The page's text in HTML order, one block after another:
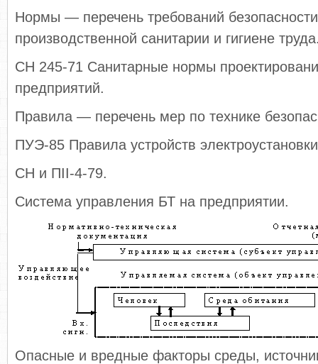
Нормы — перечень требований
производственной санитарии и гигиене
СН 245-71 Санитарные нормы
предприятий.
Правила — перечень мер по технике
ПУЭ-85 Правила устройств
СН и ПII-4-79.
Система управления БТ на предприятии.
Опасные и вредные факторы среды,